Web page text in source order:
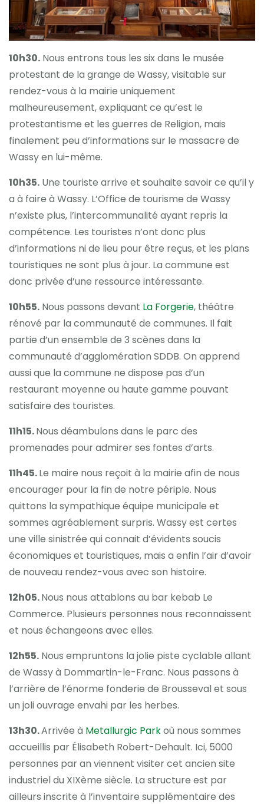
10h30. Nous entrons tous les six dans le musée
protestant de la grange de Wassy, visitable sur
rendez-vous à la mairie uniquement
malheureusement, expliquant ce qu’est le
protestantisme et les guerres de Religion, mais
finalement peu d’informations sur le massacre de
Wassy en lui-même.
10h35. Une touriste arrive et souhaite savoir ce qu’il y
a à faire à Wassy. L’Office de tourisme de Wassy
n’existe plus, l’intercommunalité ayant repris la
compétence. Les touristes n’ont donc plus
d’informations ni de lieu pour être reçus, et les plans
touristiques ne sont plus à jour. La commune est
donc privée d’une ressource intéressante.
10h55. Nous passons devant La Forgerie, théâtre
rénové par la communauté de communes. Il fait
partie d’un ensemble de 3 scènes dans la
communauté d’agglomération SDDB. On apprend
aussi que la commune ne dispose pas d’un
restaurant moyenne ou haute gamme pouvant
satisfaire des touristes.
11h15.Nous déambulons dans le parc des
promenades pour admirer ses fontes d’arts.
11h45.Le maire nous reçoit à la mairie afin de nous
encourager pour la fin de notre périple. Nous
quittons la sympathique équipe municipale et
sommes agréablement surpris. Wassy est certes
une ville sinistrée qui connait d’évidents soucis
économiques et touristiques, mais a enfin l’air d’avoir
de nouveau rendez-vous avec son histoire.
12h05.Nous nous attablons au bar kebab Le
Commerce. Plusieurs personnes nous reconnaissent
et nous échangeons avec elles.
12h55. Nous empruntons la jolie piste cyclable allant
de Wassy à Dommartin-le-Franc. Nous passons à
l’arrière de l’énorme fonderie de Brousseval et sous
un joli ouvrage envahi par les herbes.
13h30.Arrivée à Metallurgic Parkoù nous sommes
accueillis par Élisabeth Robert-Dehault. Ici, 5000
personnes par an viennent visiter cet ancien site
industriel du XIXème siècle. La structure est par
ailleurs inscrite à l’inventaire supplémentaire des